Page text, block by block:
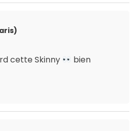
cette Skinny
bien